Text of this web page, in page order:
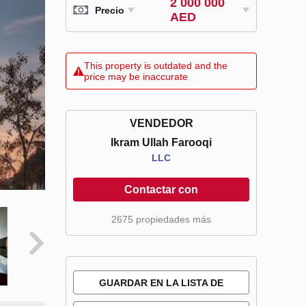
Precio
2 000 000
AED
This property is outdated and the
price may be inaccurate
VENDEDOR
Ikram Ullah Farooqi
LLC
Contactar con
2675 propiedades más
GUARDAR EN LA LISTA DE